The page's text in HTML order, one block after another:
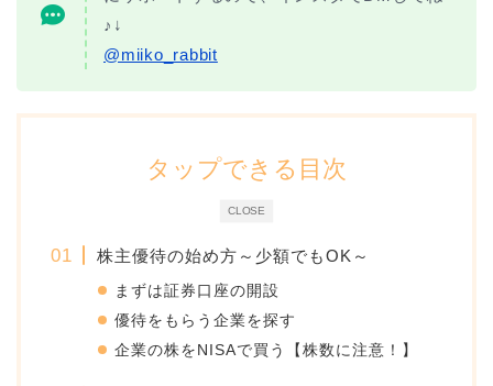
♪↓
@miiko_rabbit
CLOSE
タップできる目次
株主優待の始め方～少額でもOK～
まずは証券口座の開設
優待をもらう企業を探す
企業の株をNISAで買う【株数に注意！】